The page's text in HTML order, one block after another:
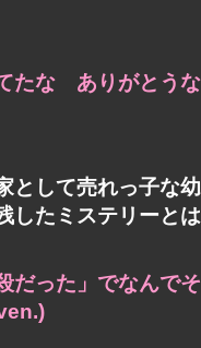
たな ありがとう
として売れっ子な
したミステリーと
だった」でなんで